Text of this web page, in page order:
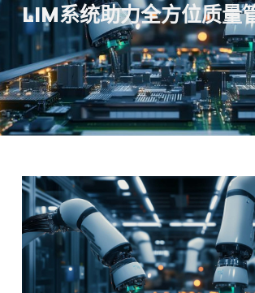
LIM系统助力全方位质量